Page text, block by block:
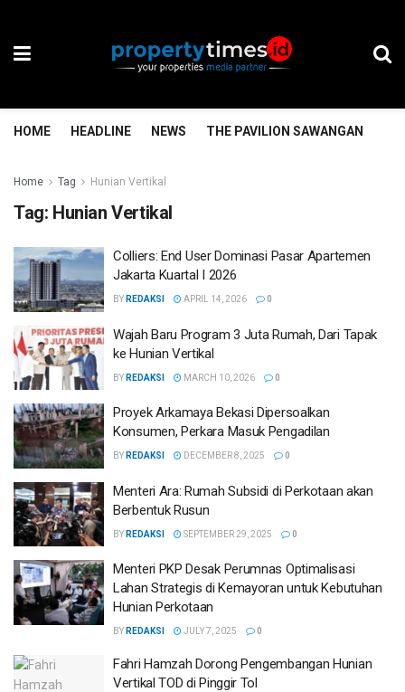
HOME HEADLINE NEWS THE PAVILION SAWANGAN
Home Tag Hunian Vertikal
Tag: Hunian Vertikal
Colliers: End User Dominasi Pasar Apartemen
Jakarta Kuartal I 2026
BY REDAKSI APRIL 14, 2026 0
Wajah Baru Program 3 Juta Rumah, Dari Tapak
ke Hunian Vertikal
BY REDAKSI MARCH 10, 2026 0
Proyek Arkamaya Bekasi Dipersoalkan
Konsumen, Perkara Masuk Pengadilan
BY REDAKSI DECEMBER 8, 2025 0
Menteri Ara: Rumah Subsidi di Perkotaan akan
Berbentuk Rusun
BY REDAKSI SEPTEMBER 29, 2025 0
Menteri PKP Desak Perumnas Optimalisasi
Lahan Strategis di Kemayoran untuk Kebutuhan
Hunian Perkotaan
BY REDAKSI JULY 7, 2025 0
Fahri Hamzah Dorong Pengembangan Hunian
Vertikal TOD di Pinggir Tol